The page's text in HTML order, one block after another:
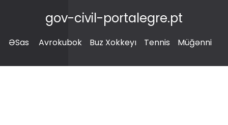
gov-civil-portalegre.pt
ƏSas Avrokubok Buz Xokkeyı Tennis Müğənni